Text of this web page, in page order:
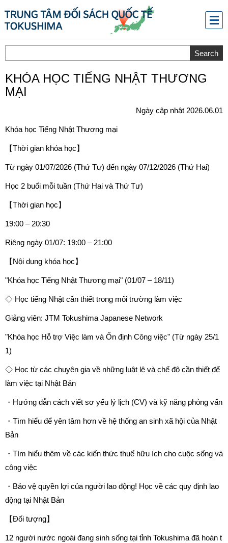
ュー
KHÓA HỌC TIẾNG NHẬT THƯƠNG
MẠI
Ngày cập nhật 2026.06.01
Khóa học Tiếng Nhật Thương mại
【Thời gian khóa học】
Từ ngày 01/07/2026 (Thứ Tư) đến ngày 07/12/2026 (Thứ Hai)
Học 2 buổi mỗi tuần (Thứ Hai và Thứ Tư)
【Thời gian học】
19:00 – 20:30
Riêng ngày 01/07: 19:00 – 21:00
【Nội dung khóa học】
"Khóa học Tiếng Nhật Thương mại" (01/07 – 18/11)
◇ Học tiếng Nhật cần thiết trong môi trường làm việc
Giảng viên: JTM Tokushima Japanese Network
"Khóa học Hỗ trợ Việc làm và Ổn định Công việc" (Từ ngày 25/1
1)
◇ Học từ các chuyên gia về những luật lệ và chế độ cần thiết để
làm việc tại Nhật Bản
・Hướng dẫn cách viết sơ yếu lý lịch (CV) và kỹ năng phỏng vấn
・Tìm hiểu để yên tâm hơn về hệ thống an sinh xã hội của Nhật
Bản
・Tìm hiểu thêm về các kiến thức thuế hữu ích cho cuộc sống và
công việc
・Bảo vệ quyền lợi của người lao động! Học về các quy định lao
động tại Nhật Bản
【Đối tượng】
12 người nước ngoài đang sinh sống tại tỉnh Tokushima đã hoàn t